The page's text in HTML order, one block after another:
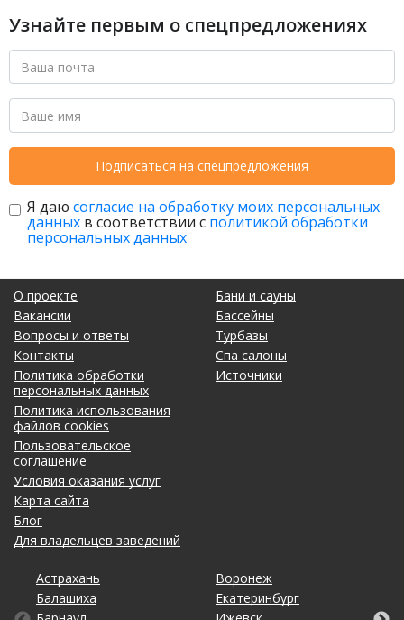
Узнайте первым о спецпредложениях
Подписаться на спецпредложения
Я даю согласие на обработку моих персональных
данных в соответствии с политикой обработки
персональных данных
О проекте
Вакансии
Вопросы и ответы
Контакты
Политика обработки
персональных данных
Политика использования
файлов cookies
Пользовательское
соглашение
Условия оказания услуг
Карта сайта
Блог
Для владельцев заведений
Бани и сауны
Бассейны
Турбазы
Спа салоны
Источники
Астрахань
Балашиха
Воронеж
Екатеринбург
Калининград
Кемерово
Липецк
Махачкала
Омск
Оренбург
Рязань
Самара
Тольятти
Томск
Уфа
Хабаровск